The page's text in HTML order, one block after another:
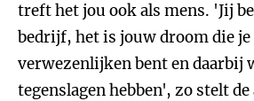
treft het jou ook als mens. 'Jij
bedrijf, het is jouw droom die je
verwezenlijken bent en daarbij
tegenslagen hebben', zo stelt de